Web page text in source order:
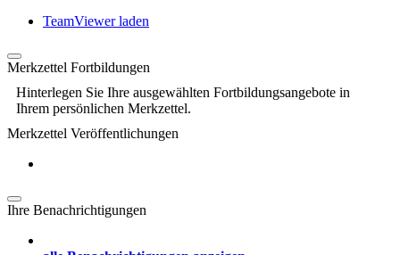
TeamViewer laden
Merkzettel Fortbildungen
Hinterlegen Sie Ihre ausgewählten Fortbildungsangebote in
Ihrem persönlichen Merkzettel.
Merkzettel Veröffentlichungen
Ihre Benachrichtigungen